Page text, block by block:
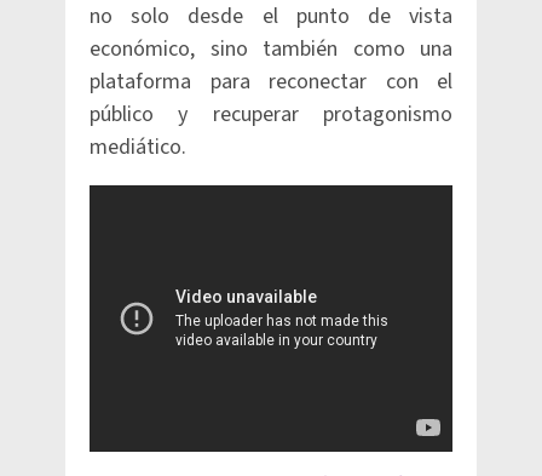
no solo desde el punto de vista
económico, sino también como una
plataforma para reconectar con el
público y recuperar protagonismo
mediático.